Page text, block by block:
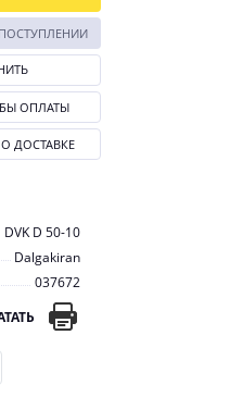
DVK D 50-10
Dalgakiran
037672
ОПЛАТЫ
ДОСТАВКЕ